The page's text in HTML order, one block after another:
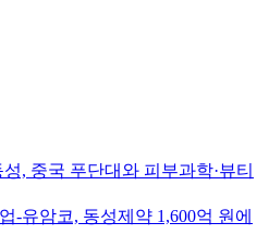
성, 중국 푸단대와 피부과학·뷰티
-유암코, 동성제약 1,600억 원에